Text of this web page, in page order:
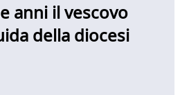
anni il vescovo
della diocesi